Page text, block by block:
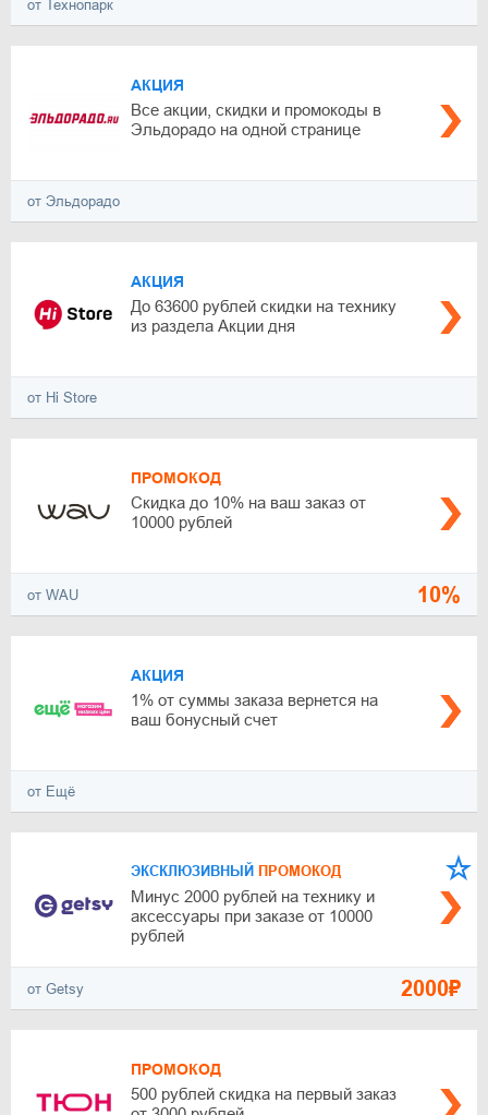
от Технопарк
АКЦИЯ
Все акции, скидки и промокоды в
Эльдорадо на одной странице
от Эльдорадо
АКЦИЯ
До 63600 рублей скидки на технику
из раздела Акции дня
от Hi Store
ПРОМОКОД
Скидка до 10% на ваш заказ от
10000 рублей
от WAU 10%
АКЦИЯ
1% от суммы заказа вернется на
ваш бонусный счет
от Ещё
ЭКСКЛЮЗИВНЫЙ ПРОМОКОД
Минус 2000 рублей на технику и
аксессуары при заказе от 10000
рублей
от Getsy 2000₽
ПРОМОКОД
500 рублей скидка на первый заказ